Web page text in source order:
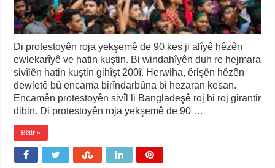
Di protestoyên roja yekşemê de 90 kes ji alîyê hêzên
ewlekarîyê ve hatin kuştin. Bi windahîyên duh re hejmara
sivîlên hatin kuştin gihîşt 200î. Herwiha, êrişên hêzên
dewletê bû encama birîndarbûna bi hezaran kesan.
Encamên protestoyên sivîl li Bangladeşê roj bi roj girantir
dibin. Di protestoyên roja yekşemê de 90 …
Bêtir »